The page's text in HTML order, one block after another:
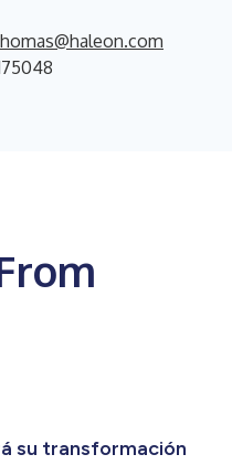
su transformación